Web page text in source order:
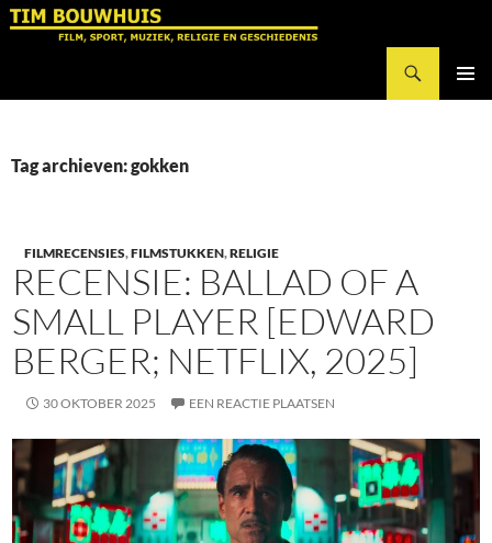
Ga
Tag archieven: gokken
FILMRECENSIES,FILMSTUKKEN,RELIGIE
RECENSIE: BALLAD OF A
SMALL PLAYER [EDWARD
BERGER; NETFLIX, 2025]
30 OKTOBER 2025 EEN REACTIE PLAATSEN